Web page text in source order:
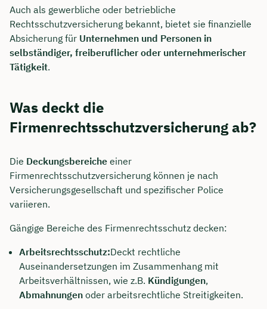
Auch als gewerbliche oder betriebliche
Rechtsschutzversicherung bekannt, bietet sie finanzielle
Absicherung für Unternehmen und Personen in
selbständiger, freiberuflicher oder unternehmerischer
Tätigkeit.
Was deckt die
Firmenrechtsschutzversicherung ab?
Die Deckungsbereiche einer
Firmenrechtsschutzversicherung können je nach
Versicherungsgesellschaft und spezifischer Police
variieren.
Gängige Bereiche des Firmenrechtsschutz decken:
Arbeitsrechtsschutz:Deckt rechtliche
Auseinandersetzungen im Zusammenhang mit
Arbeitsverhältnissen, wie z.B. Kündigungen,
Abmahnungen oder arbeitsrechtliche Streitigkeiten.